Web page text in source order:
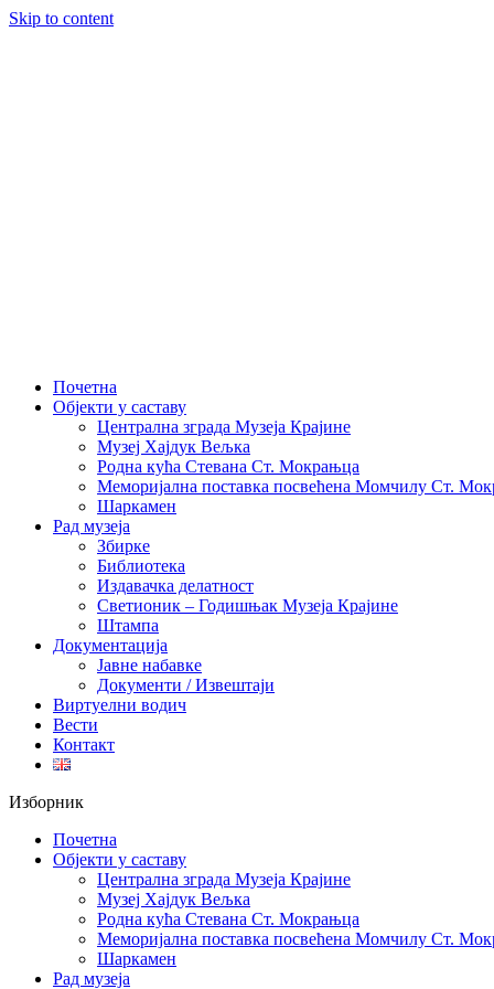
Skip to content
Почетна
Објекти у саставу
Централна зграда Музеја Крајине
Музеј Хајдук Вељка
Родна кућа Стевана Ст. Мокрањца
Меморијална поставка посвећена Момчилу Ст.
Шаркамен
Рад музеја
Збирке
Библиотека
Издавачка делатност
Светионик – Годишњак Музеја Крајине
Штампа
Документација
Јавне набавке
Документи / Извештаји
Виртуелни водич
Вести
Контакт
Изборник
Почетна
Објекти у саставу
Централна зграда Музеја Крајине
Музеј Хајдук Вељка
Родна кућа Стевана Ст. Мокрањца
Меморијална поставка посвећена Момчилу Ст.
Шаркамен
Рад музеја